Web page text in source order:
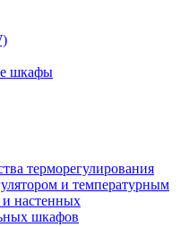
шкафы
терморегулирования
и температурным
настенных
шкафов